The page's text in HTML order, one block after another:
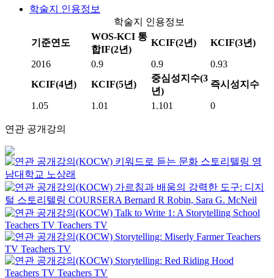
학술지 인용정보
학술지 인용정보
기준연도
WOS-KCI 통
합IF(2년)
KCIF(2년) KCIF(3년)
2016 0.9 0.9
0.93
KCIF(4년)
KCIF(5년)
중심성지수(3
년)
즉시성지수
1.05 1.01 1.101 0
연관 공개강의
키워드로 듣는 문화 스토리텔링 영
남대학교 노상래
가르침과 배움의 강력한 도구: 디지
털 스토리텔링 COURSERA Bernard R Robin, Sara G. McNeil
Talk to Write 1: A Storytelling School
Teachers TV Teachers TV
Storytelling: Miserly Farmer Teachers
TV Teachers TV
Storytelling: Red Riding Hood
Teachers TV Teachers TV